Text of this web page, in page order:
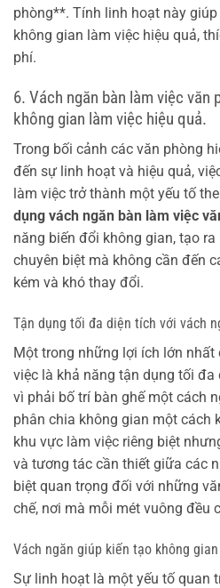
phòng**. Tính linh hoạt này
không gian làm việc hiệu quả,
phí.
6. Vách ngăn bàn làm việc văn
không gian làm việc hiệu quả.
Trong bối cảnh các văn phòng
đến sự linh hoạt và hiệu quả,
làm việc trở thành một yếu tố
dụng vách ngăn bàn làm việc
năng biến đổi không gian, tạo
chuyên biệt mà không cần đến
kém và khó thay đổi.
Tận dụng tối đa diện tích với vách
Một trong những lợi ích lớn nhất
việc là khả năng tận dụng tối
vì phải bố trí bàn ghế một cách
phân chia không gian một cách
khu vực làm việc riêng biệt
và tương tác cần thiết giữa các
biệt quan trọng đối với những
chế, nơi mà mỗi mét vuông đều
Vách ngăn giúp kiến tạo không
Sự linh hoạt là một yếu tố quan